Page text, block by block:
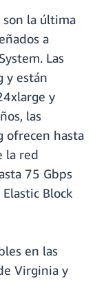
son la última
a
Las
y están
y
las
ofrecen hasta
la red
75 Gbps
Block
en las
Virginia y